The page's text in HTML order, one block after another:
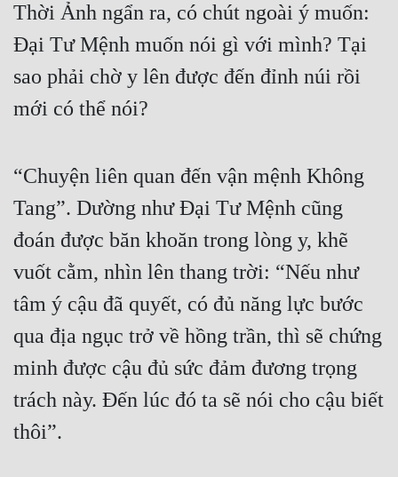
Xuyên Thư
Điền Văn
Đồng Nhân
Cẩu Đạo Trường Sinh
Ngự Thú
Truyện Nam
Truyện Nữ
Vô Địch Lưu
Xây Dựng Thế Lực
Thời Ảnh ngẩn ra, có chút ngoài ý muốn:
Đại Tư Mệnh muốn nói gì với mình? Tại
sao phải chờ y lên được đến đỉnh núi rồi
mới có thể nói?
“Chuyện liên quan đến vận mệnh Không
Tang”. Dường như Đại Tư Mệnh cũng
đoán được băn khoăn trong lòng y, khẽ
vuốt cằm, nhìn lên thang trời: “Nếu như
tâm ý cậu đã quyết, có đủ năng lực bước
qua địa ngục trở về hồng trần, thì sẽ chứng
minh được cậu đủ sức đảm đương trọng
trách này. Đến lúc đó ta sẽ nói cho cậu biết
thôi”.